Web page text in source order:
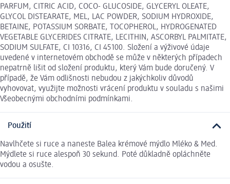
PARFUM, CITRIC ACID, COCO- GLUCOSIDE, GLYCERYL OLEATE,
GLYCOL DISTEARATE, MEL, LAC POWDER, SODIUM HYDROXIDE,
BETAINE, POTASSIUM SORBATE, TOCOPHEROL, HYDROGENATED
VEGETABLE GLYCERIDES CITRATE, LECITHIN, ASCORBYL PALMITATE,
SODIUM SULFATE, CI 10316, CI 45100. Složení a výživové údaje
uvedené v internetovém obchodě se může v některých případech
nepatrně lišit od složení produktu, který Vám bude doručený. V
případě, že Vám odlišnosti nebudou z jakýchkoliv důvodů
vyhovovat, využijte možnosti vrácení produktu v souladu s našimi
Všeobecnými obchodními podmínkami.
Použití
Navlhčete si ruce a naneste Balea krémové mýdlo Mléko & Med.
Mýdlete si ruce alespoň 30 sekund. Poté důkladně opláchněte
vodou a osušte.